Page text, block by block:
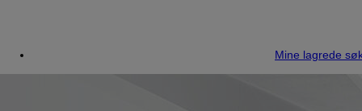
Mine lagrede